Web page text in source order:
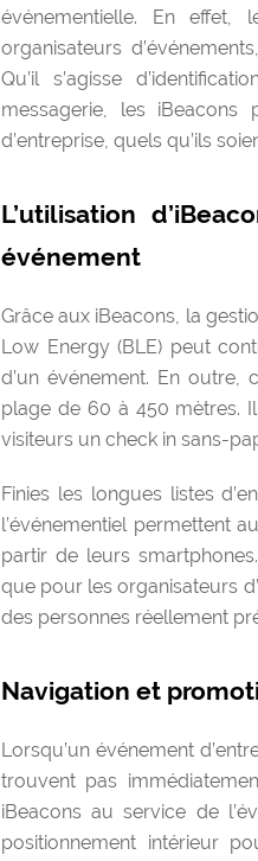
événementielle. En effet,
organisateurs
Qu’il s’agisse
messagerie, les
d’entreprise, quels qu’ils
L’utilisation
événement
Grâce aux iBeacons, la
Low Energy (BLE) peut
d’un événement. En
plage de 60 à 450 mètres.
visiteurs un check in sans-
Finies les longues listes
l’événementiel permettent
partir de leurs
que pour les organisateurs
des personnes réellement
Navigation et
Lorsqu’un événement
trouvent pas
iBeacons au service de
positionnement intérieur